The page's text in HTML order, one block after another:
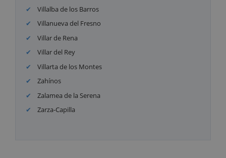
Villalba de los Barros
Villanueva del Fresno
Villar de Rena
Villar del Rey
Villarta de los Montes
Zahínos
Zalamea de la Serena
Zarza-Capilla